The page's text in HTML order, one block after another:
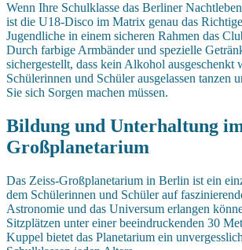
Wenn Ihre Schulklasse das Berliner
ist die U18-Disco im Matrix genau das
Jugendliche in einem sicheren Rahmen das
Durch farbige Armbänder und spezielle
sichergestellt, dass kein Alkohol ausgeschenkt
Schülerinnen und Schüler ausgelassen tanzen
Sie sich Sorgen machen müssen.
Bildung und Unterhaltung
Großplanetarium
Das Zeiss-Großplanetarium in Berlin ist ein
dem Schülerinnen und Schüler auf
Astronomie und das Universum erlangen
Sitzplätzen unter einer beeindruckenden 30
Kuppel bietet das Planetarium ein